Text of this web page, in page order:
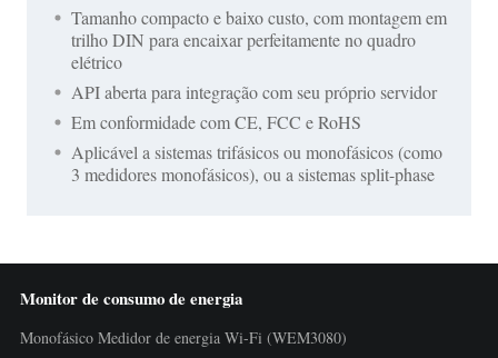
Tamanho compacto e baixo custo, com montagem em
trilho DIN para encaixar perfeitamente no quadro
elétrico
API aberta para integração com seu próprio servidor
Em conformidade com CE, FCC e RoHS
Aplicável a sistemas trifásicos ou monofásicos (como
3 medidores monofásicos), ou a sistemas split-phase
Monitor de consumo de energia
Monofásico Medidor de energia Wi-Fi (WEM3080)